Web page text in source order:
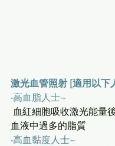
激光血管照射 [適用以下
‧高血脂人士~
血液中過多的脂質
‧高血黏度人士~